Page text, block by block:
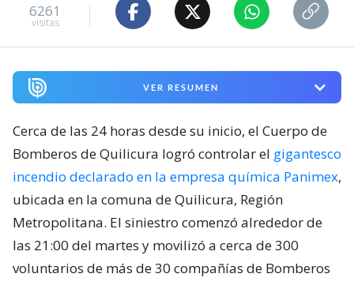
6261
visitas
VER RESUMEN
Cerca de las 24 horas desde su inicio, el Cuerpo de
Bomberos de Quilicura logró controlar el gigantesco
incendio declarado en la empresa química Panimex,
ubicada en la comuna de Quilicura, Región
Metropolitana. El siniestro comenzó alrededor de
las 21:00 del martes y movilizó a cerca de 300
voluntarios de más de 30 compañías de Bomberos